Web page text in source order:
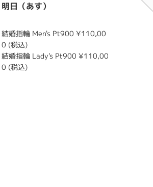
明日（あす）
結婚指輪 Men's Pt900 ¥110,00
0 (税込)
結婚指輪 Lady's Pt900 ¥110,00
0 (税込)
かおり